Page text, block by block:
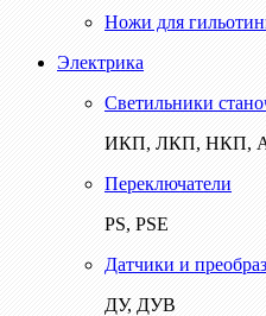
Ножи для
Электрика
Светильники
ИКП, ЛКП, НКП,
Переключатели
PS, PSE
Датчики и
ДУ, ДУВ